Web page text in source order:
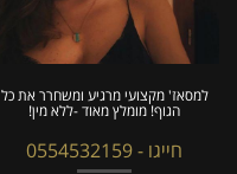
למסאז' מקצועי מרגיע ומשחרר את כל
הגוף! מומלץ מאוד -ללא מין!
חייגו - 0554532159